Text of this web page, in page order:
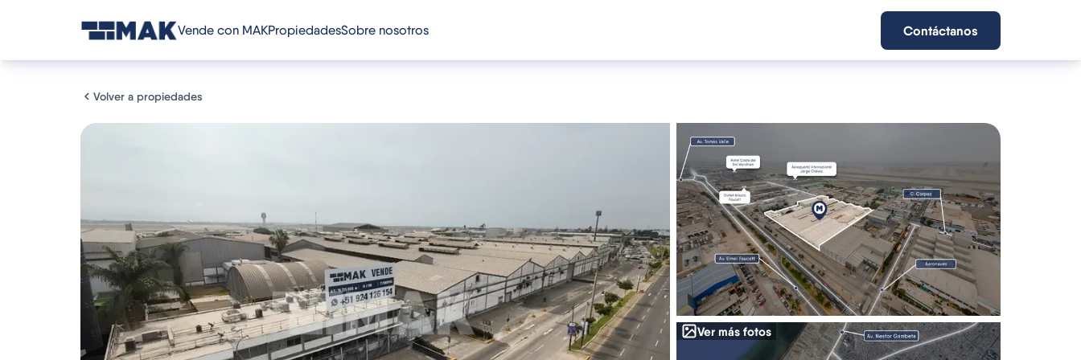
Vende con MAKPropiedadesSobre nosotros Contáctanos
Volver a propiedades
Ver más fotos